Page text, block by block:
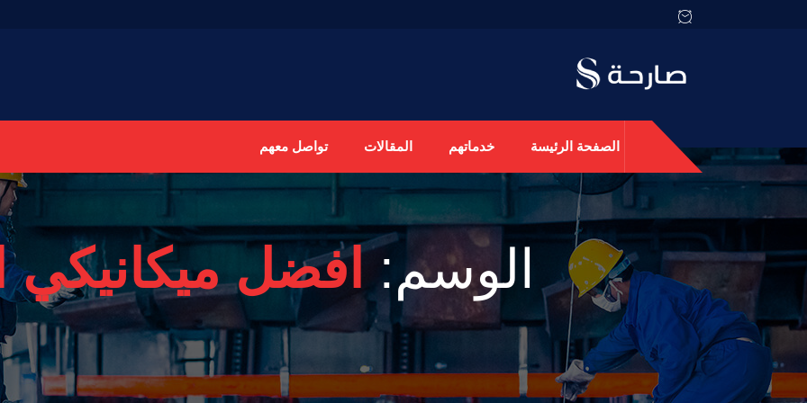
الصفحة الرئيسة خدماتهم المقالات تواصل معهم
الوسم:افضل ميكانيكي